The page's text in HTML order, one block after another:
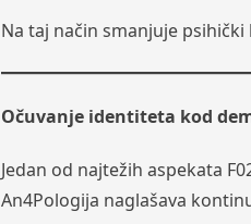
Na taj način smanjuje
Očuvanje identiteta kod
Jedan od najtežih aspekata
An4Pologija naglašava